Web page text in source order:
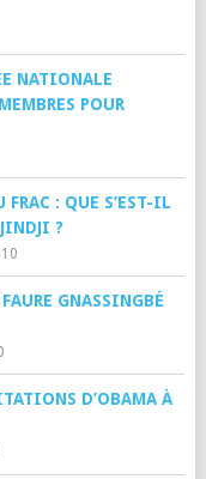
NATIONALE
POUR
: QUE S’EST-IL
?
GNASSINGBÉ
D’OBAMA À